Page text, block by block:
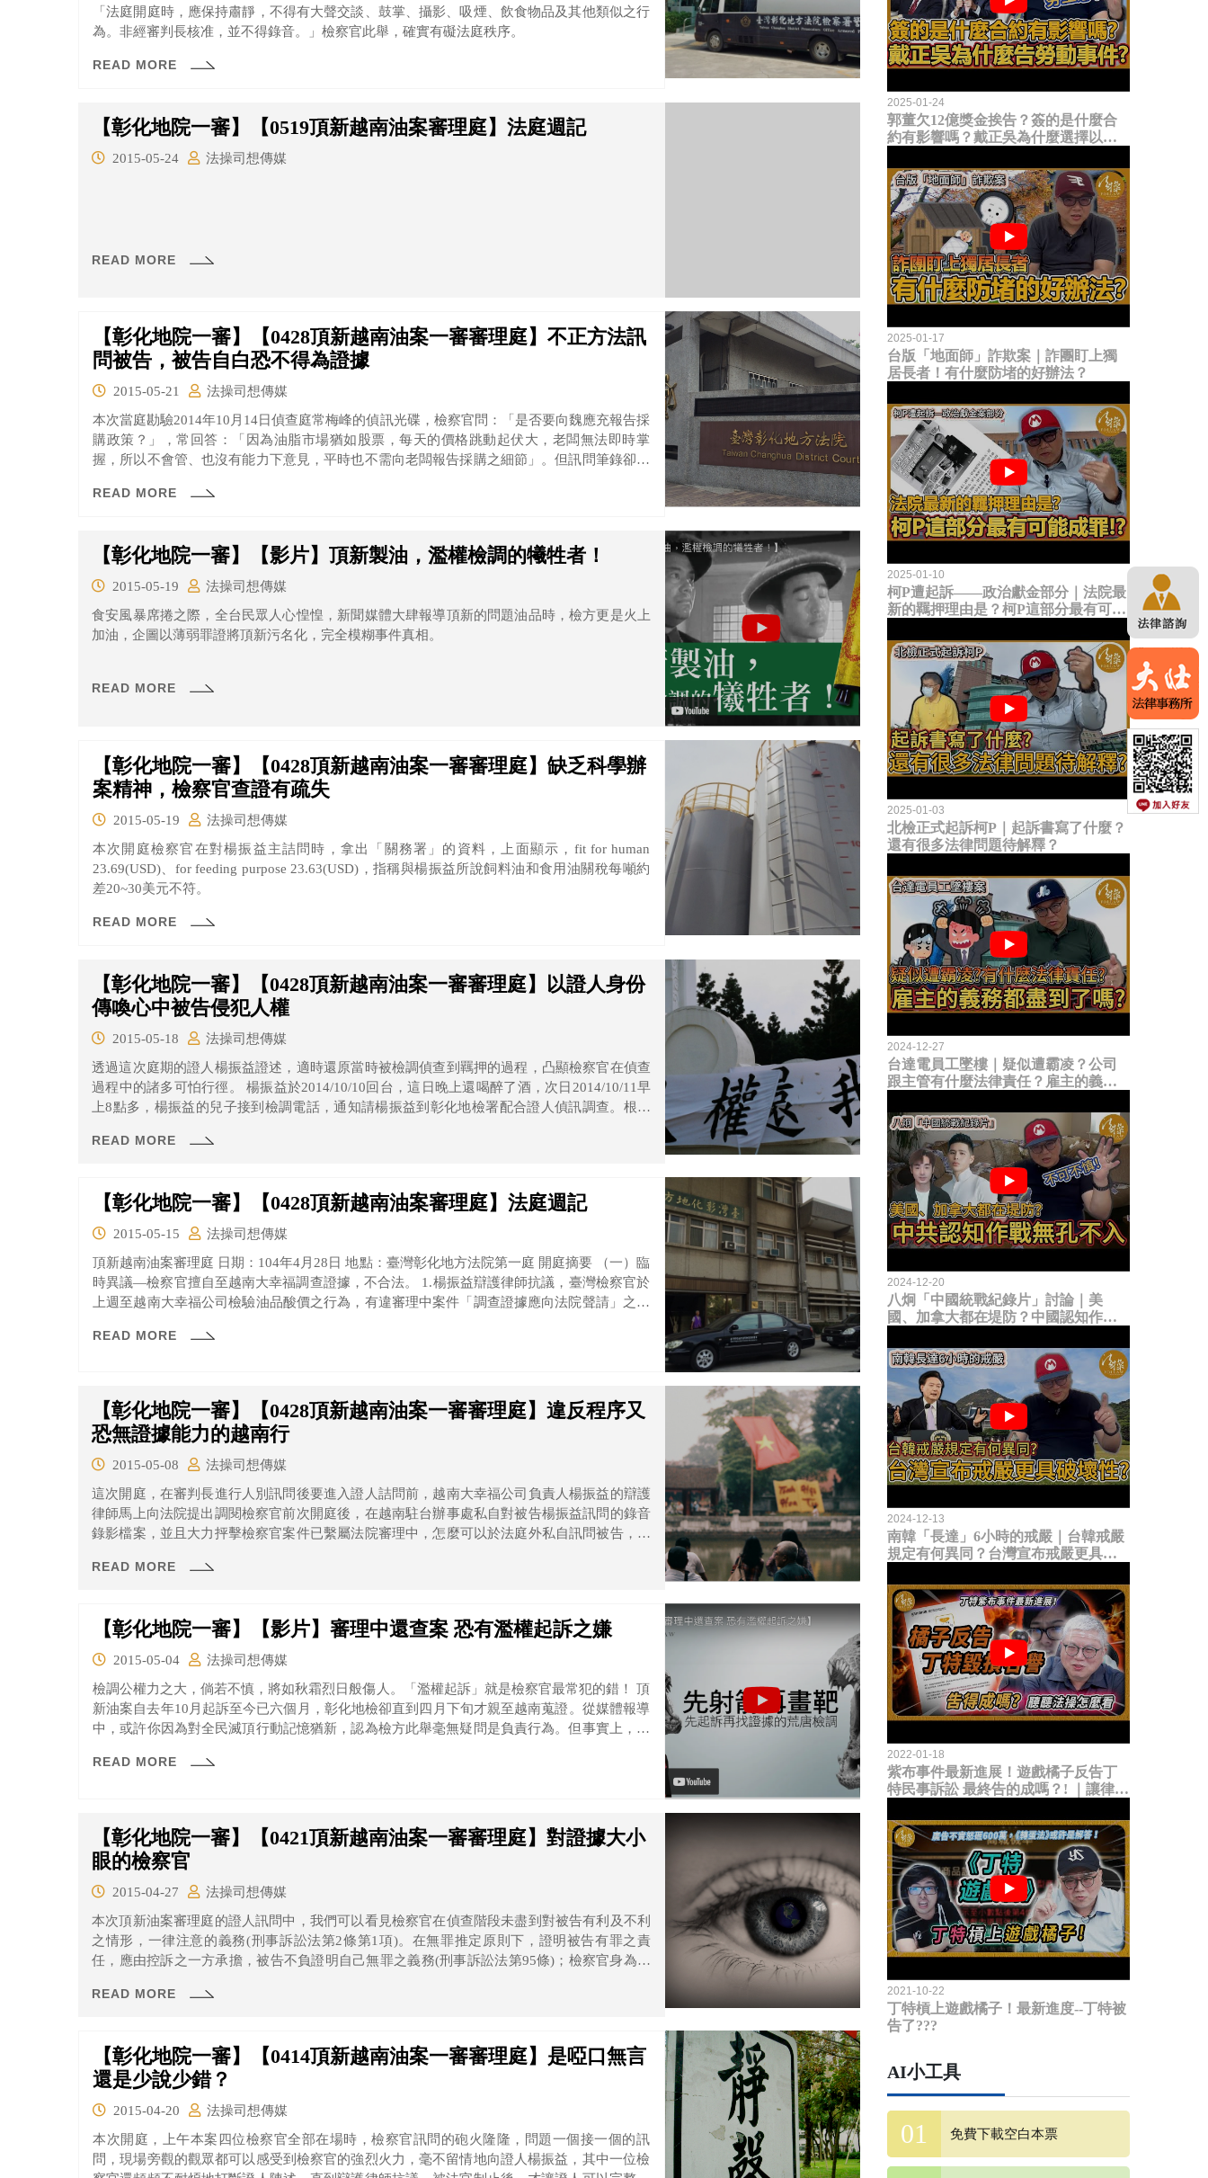
「法庭開庭時，應保持肅靜，不得有大聲交談、鼓掌、攝影、吸煙、飲食物品及其他類似之行
為。非經審判長核准，並不得錄音。」檢察官此舉，確實有礙法庭秩序。
READ MORE
【彰化地院一審】【0519頂新越南油案審理庭】法庭週記
2015-05-24 法操司想傳媒
READ MORE
【彰化地院一審】【0428頂新越南油案一審審理庭】不正方法訊
問被告，被告自白恐不得為證據
2015-05-21
法操司想傳媒
本次當庭勘驗2014年10月14日偵查庭常梅峰的偵訊光碟，檢察官問：「是否要向魏應充報告採
購政策？」，常回答：「因為油脂市場猶如股票，每天的價格跳動起伏大，老闆無法即時掌
握，所以不會管、也沒有能力下意見，平時也不需向老闆報告採購之細節」。但訊問筆錄卻記
READ MORE
【彰化地院一審】【影片】頂新製油，濫權檢調的犧牲者！
2015-05-19
法操司想傳媒
食安風暴席捲之際，全台民眾人心惶惶，新聞媒體大肆報導頂新的問題油品時，檢方更是火上
加油，企圖以薄弱罪證將頂新污名化，完全模糊事件真相。
READ MORE
【彰化地院一審】【0428頂新越南油案一審審理庭】缺乏科學辦
案精神，檢察官查證有疏失
2015-05-19
法操司想傳媒
本次開庭檢察官在對楊振益主詰問時，拿出「關務署」的資料，上面顯示，fit for human
23.69(USD)、for feeding purpose 23.63(USD)，指稱與楊振益所說飼料油和食用油關稅每噸約
差20~30美元不符。
READ MORE
【彰化地院一審】【0428頂新越南油案一審審理庭】以證人身份
傳喚心中被告侵犯人權
2015-05-18
法操司想傳媒
透過這次庭期的證人楊振益證述，適時還原當時被檢調偵查到羈押的過程，凸顯檢察官在偵查
過程中的諸多可怕行徑。 楊振益於2014/10/10回台，這日晚上還喝醉了酒，次日2014/10/11早
上8點多，楊振益的兒子接到檢調電話，通知請楊振益到彰化地檢署配合證人偵訊調查。根據
READ MORE
【彰化地院一審】【0428頂新越南油案審理庭】法庭週記
2015-05-15
法操司想傳媒
頂新越南油案審理庭 日期：104年4月28日 地點：臺灣彰化地方法院第一庭 開庭摘要 （一）臨
時異議—檢察官擅自至越南大幸福調查證據，不合法。 1.楊振益辯護律師抗議，臺灣檢察官於
上週至越南大幸福公司檢驗油品酸價之行為，有違審理中案件「調查證據應向法院聲請」之規
楊振益前往說明本案狀況時，臺灣檢察官竟然也在現場對楊振益發問，並有錄音錄影，屬於被
READ MORE
【彰化地院一審】【0428頂新越南油案一審審理庭】違反程序又
恐無證據能力的越南行
2015-05-08
法操司想傳媒
這次開庭，在審判長進行人別訊問後要進入證人詰問前，越南大幸福公司負責人楊振益的辯護
律師馬上向法院提出調閱檢察官前次開庭後，在越南駐台辦事處私自對被告楊振益訊問的錄音
錄影檔案，並且大力抨擊檢察官案件已繫屬法院審理中，怎麼可以於法庭外私自訊問被告，檢
益先生過去說明而已，檢察官也會在場呢？
READ MORE
【彰化地院一審】【影片】審理中還查案 恐有濫權起訴之嫌
2015-05-04
法操司想傳媒
檢調公權力之大，倘若不慎，將如秋霜烈日般傷人。「濫權起訴」就是檢察官最常犯的錯！ 頂
新油案自去年10月起訴至今已六個月，彰化地檢卻直到四月下旬才親至越南蒐證。從媒體報導
中，或許你因為對全民滅頂行動記憶猶新，認為檢方此舉毫無疑問是負責行為。但事實上，這
READ MORE
【彰化地院一審】【0421頂新越南油案一審審理庭】對證據大小
眼的檢察官
2015-04-27
法操司想傳媒
本次頂新油案審理庭的證人訊問中，我們可以看見檢察官在偵查階段未盡到對被告有利及不利
之情形，一律注意的義務(刑事訴訟法第2條第1項)。在無罪推定原則下，證明被告有罪之責
任，應由控訴之一方承擔，被告不負證明自己無罪之義務(刑事訴訟法第95條)；檢察官身為刑
犯罪情形及蒐集證據之職責。
READ MORE
【彰化地院一審】【0414頂新越南油案一審審理庭】是啞口無言
還是少說少錯？
2015-04-20
法操司想傳媒
本次開庭，上午本案四位檢察官全部在場時，檢察官訊問的砲火隆隆，問題一個接一個的訊
問，現場旁觀的觀眾都可以感受到檢察官的強烈火力，毫不留情地向證人楊振益，其中一位檢
2025-01-24
郭董欠12億獎金挨告？簽的是什麼合
約有影響嗎？戴正吳為什麼選擇以勞
2025-01-17
台版「地面師」詐欺案｜詐團盯上獨
居長者！有什麼防堵的好辦法？
2025-01-10
柯P遭起訴——政治獻金部分｜法院最
新的羈押理由是？柯P這部分最有可能
2025-01-03
北檢正式起訴柯P｜起訴書寫了什麼？
還有很多法律問題待解釋？
2024-12-27
台達電員工墜樓｜疑似遭霸凌？公司
跟主管有什麼法律責任？雇主的義務
2024-12-20
八炯「中國統戰紀錄片」討論｜美
國、加拿大都在堤防？中國認知作戰
2024-12-13
南韓「長達」6小時的戒嚴｜台韓戒嚴
規定有何異同？台灣宣布戒嚴更具破
2022-01-18
紫布事件最新進展！遊戲橘子反告丁
特民事訴訟 最終告的成嗎？! ｜讓律師
2021-10-22
丁特槓上遊戲橘子！最新進度--丁特被
告了???
AI小工具
免費下載空白本票